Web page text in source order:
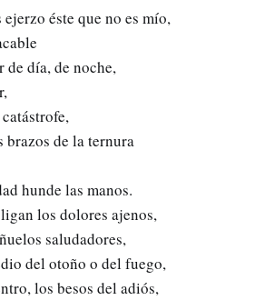
éste que no es mío,
de día, de noche,
brazos de la ternura
hunde las manos.
los dolores ajenos,
saludadores,
del otoño o del fuego,
los besos del adiós,